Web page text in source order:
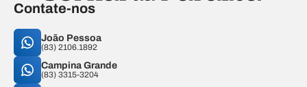
Contate-nos
João Pessoa
(83) 2106.1892
Campina Grande
(83) 3315-3204